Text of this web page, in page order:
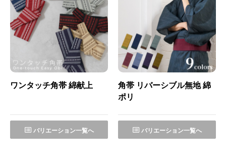
ワンタッチ角帯 綿献上
バリエーション一覧へ
角帯 リバーシブル無地 綿
ポリ
バリエーション一覧へ